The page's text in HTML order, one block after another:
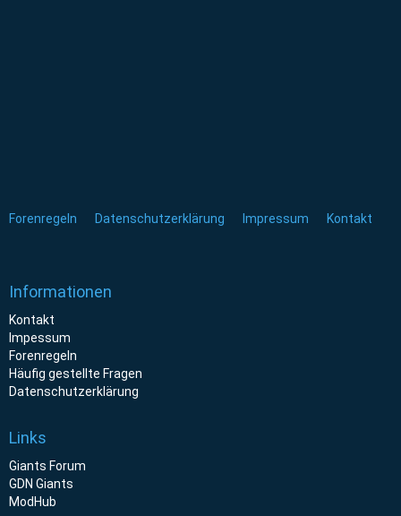
Forenregeln Datenschutzerklärung Impressum Kontakt
Informationen
Kontakt
Impessum
Forenregeln
Häufig gestellte Fragen
Datenschutzerklärung
Links
Giants Forum
GDN Giants
ModHub